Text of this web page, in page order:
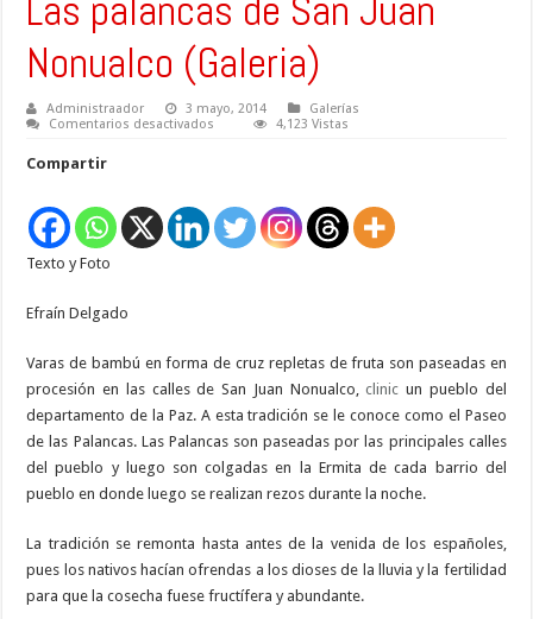
Las palancas de San Juan
Nonualco (Galeria)
Administraador 3 mayo, 2014
Galerías
Comentarios desactivados
Nonualco
(Galeria)
4,123 Vistas
Compartir
Texto y Foto
Efraín Delgado
Varas de bambú en forma de cruz repletas de fruta son paseadas en
procesión en las calles de San Juan Nonualco,clinic un pueblo del
departamento de la Paz. A esta tradición se le conoce como el Paseo
de las Palancas. Las Palancas son paseadas por las principales calles
del pueblo y luego son colgadas en la Ermita de cada barrio del
pueblo en donde luego se realizan rezos durante la noche.
La tradición se remonta hasta antes de la venida de los españoles,
pues los nativos hacían ofrendas a los dioses de la lluvia y la fertilidad
para que la cosecha fuese fructífera y abundante.